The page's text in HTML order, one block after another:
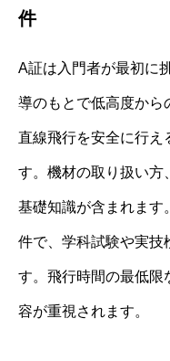
件
A証は入門者が最初に
導のもとで低高度から
直線飛行を安全に行え
す。機材の取り扱い方
基礎知識が含まれます
件で、学科試験や実技
す。飛行時間の最低限
容が重視されます。